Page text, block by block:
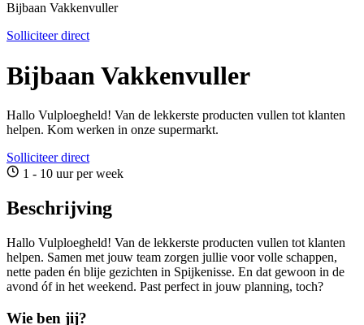
Bijbaan Vakkenvuller
Solliciteer direct
Bijbaan Vakkenvuller
Hallo Vulploegheld! Van de lekkerste producten vullen tot klanten
helpen. Kom werken in onze supermarkt.
Solliciteer direct
1 - 10 uur per week
Beschrijving
Hallo Vulploegheld! Van de lekkerste producten vullen tot klanten
helpen. Samen met jouw team zorgen jullie voor volle schappen,
nette paden én blije gezichten in Spijkenisse. En dat gewoon in de
avond óf in het weekend. Past perfect in jouw planning, toch?
Wie ben jij?